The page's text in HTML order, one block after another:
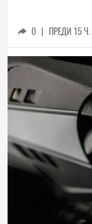
0 | ПРЕДИ 15 Ч.